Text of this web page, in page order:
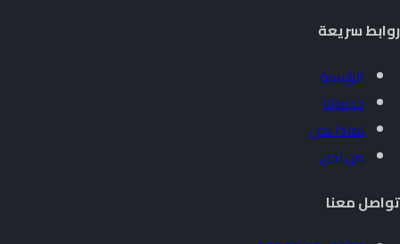
روابط سريعة
الرئيسية
خدماتنا
لماذا نحن
من نحن
تواصل معنا